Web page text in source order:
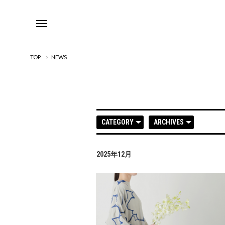
TOP > NEWS
CATEGORY ARCHIVES
2025年12月